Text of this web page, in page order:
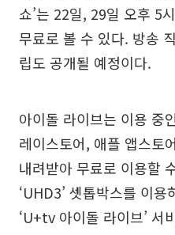
쇼’는 22일, 29일 오후 5
무료로 볼 수 있다. 방송
립도 공개될 예정이다.
아이돌 라이브는 이용 중
레이스토어, 애플 앱스토
내려받아 무료로 이용할
‘UHD3’ 셋톱박스를 이
‘U+tv 아이돌 라이브’ 서